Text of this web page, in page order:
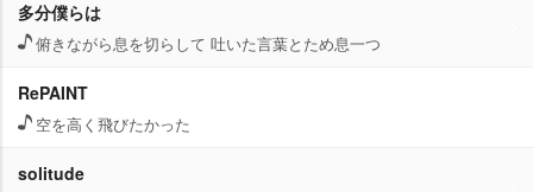
多分僕らは
俯きながら息を切らして 吐いた言葉とため息一つ
RePAINT
空を高く飛びたかった
solitude